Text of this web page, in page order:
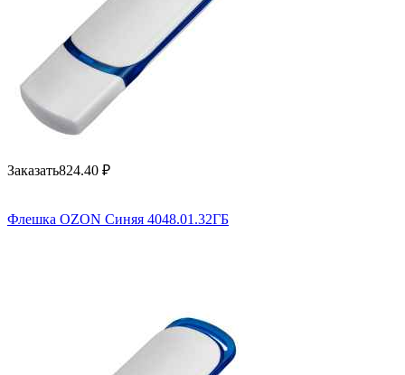
Заказать824.40 ₽
Флешка OZON Синяя 4048.01.32ГБ